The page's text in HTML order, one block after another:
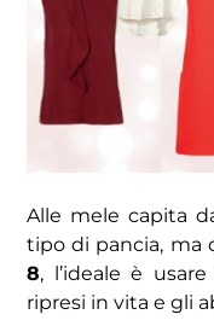
Alle mele capita
tipo di pancia, ma
8, l’ideale è
ripresi in vita e gli